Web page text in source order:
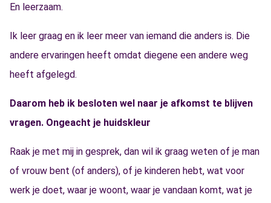
En leerzaam.
Ik leer graag en ik leer meer van iemand die anders is. Die
andere ervaringen heeft omdat diegene een andere weg
heeft afgelegd.
Daarom heb ik besloten wel naar je afkomst te blijven
vragen. Ongeacht je huidskleur
Raak je met mij in gesprek, dan wil ik graag weten of je man
of vrouw bent (of anders), of je kinderen hebt, wat voor
werk je doet, waar je woont, waar je vandaan komt, wat je